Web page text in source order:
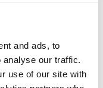
and ads, to
analyse our traffic.
use of our site with